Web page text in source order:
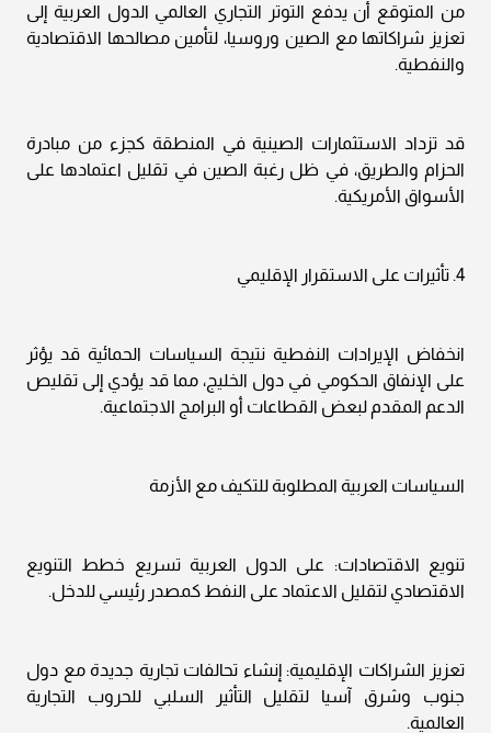
من المتوقع أن يدفع التوتر التجاري العالمي الدول العربية إلى
تعزيز شراكاتها مع الصين وروسيا، لتأمين مصالحها الاقتصادية
والنفطية.
قد تزداد الاستثمارات الصينية في المنطقة كجزء من مبادرة
الحزام والطريق، في ظل رغبة الصين في تقليل اعتمادها على
الأسواق الأمريكية.
4. تأثيرات على الاستقرار الإقليمي
انخفاض الإيرادات النفطية نتيجة السياسات الحمائية قد يؤثر
على الإنفاق الحكومي في دول الخليج، مما قد يؤدي إلى تقليص
الدعم المقدم لبعض القطاعات أو البرامج الاجتماعية.
السياسات العربية المطلوبة للتكيف مع الأزمة
تنويع الاقتصادات: على الدول العربية تسريع خطط التنويع
الاقتصادي لتقليل الاعتماد على النفط كمصدر رئيسي للدخل.
تعزيز الشراكات الإقليمية: إنشاء تحالفات تجارية جديدة مع دول
جنوب وشرق آسيا لتقليل التأثير السلبي للحروب التجارية
العالمية.